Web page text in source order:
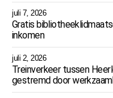
juli 7, 2026
Gratis
inkomen
juli 2, 2026
Treinverkeer tussen
gestremd door